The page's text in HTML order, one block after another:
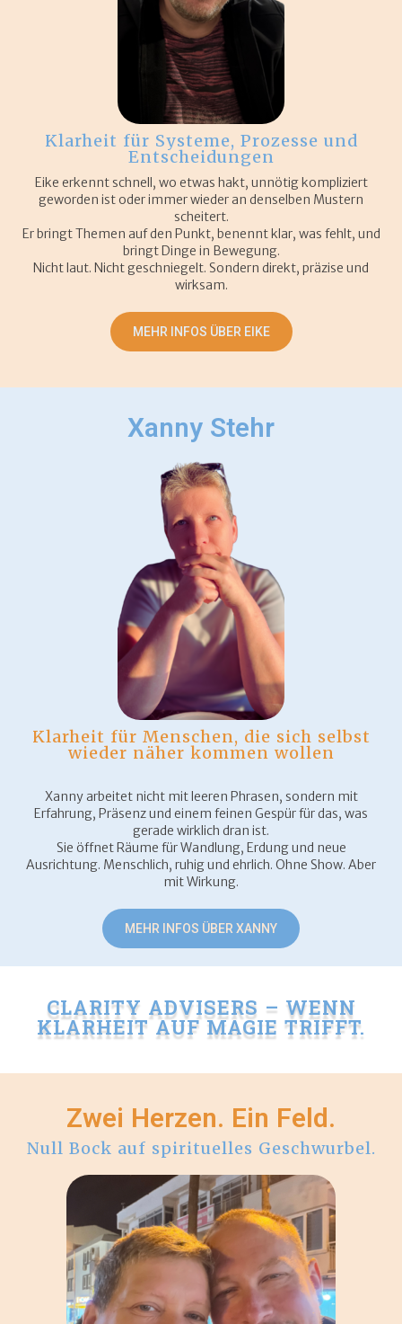
Klarheit für Systeme, Prozesse und
Entscheidungen
Eike erkennt schnell, wo etwas hakt, unnötig kompliziert
geworden ist oder immer wieder an denselben Mustern
scheitert.
Er bringt Themen auf den Punkt, benennt klar, was fehlt, und
bringt Dinge in Bewegung.
Nicht laut. Nicht geschniegelt. Sondern direkt, präzise und
wirksam.
MEHR INFOS ÜBER EIKE
Xanny Stehr
Klarheit für Menschen, die sich selbst
wieder näher kommen wollen
Xanny arbeitet nicht mit leeren Phrasen, sondern mit
Erfahrung, Präsenz und einem feinen Gespür für das, was
gerade wirklich dran ist.
Sie öffnet Räume für Wandlung, Erdung und neue
Ausrichtung. Menschlich, ruhig und ehrlich. Ohne Show. Aber
mit Wirkung.
MEHR INFOS ÜBER XANNY
CLARITY ADVISERS – WENN
KLARHEIT AUF MAGIE TRIFFT.
Zwei Herzen. Ein Feld.
Null Bock auf spirituelles Geschwurbel.